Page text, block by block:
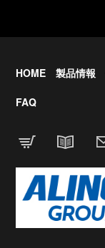
HOME 製品情報
FAQ